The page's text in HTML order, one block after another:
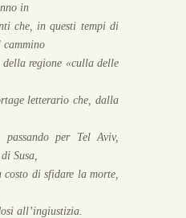
in
che, in questi tempi di
della regione «culla delle
letterario che, dalla
per Tel Aviv,
Susa,
di sfidare la morte,
all’ingiustizia.